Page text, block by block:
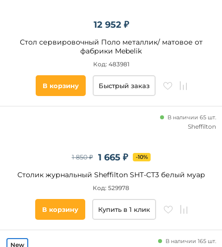
12 952 ₽
Стол сервировочный Поло металлик/ матовое от
фабрики Mebelik
Код: 483981
В корзину Быстрый заказ
1 665 ₽
1 850 ₽ -10%
Столик журнальный Sheffilton SHT-CT3 белый муар
В наличии 65 шт.
Код: 529978
Sheffilton
В корзину Купить в 1 клик
В наличии 165 шт.